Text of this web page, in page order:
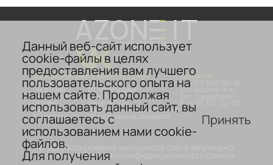
Системная интеграция
Дополнительно
О компании
Лицензии
Сертификаты
Отзывы
Карьера
Аккредитация
Продукты и услуги
Аттестация
ИТ-аутсорсинг
Безопасность
Защита ПДн
Гарантийное обслуживание
Обслуживание серверов
Контакты
8 (495) 902-66-36
info@azone-it.ru
8 (499) 707-22-07
© 2026 Копирование материалов сайта запрещено.
Политика обработки конфиденциальности данных
Данный веб-сайт использует
cookie-файлы в целях
предоставления вам лучшего
пользовательского опыта на
нашем сайте. Продолжая
использовать данный сайт, вы
соглашаетесь с
использованием нами cookie-
файлов.
Для получения
Принять